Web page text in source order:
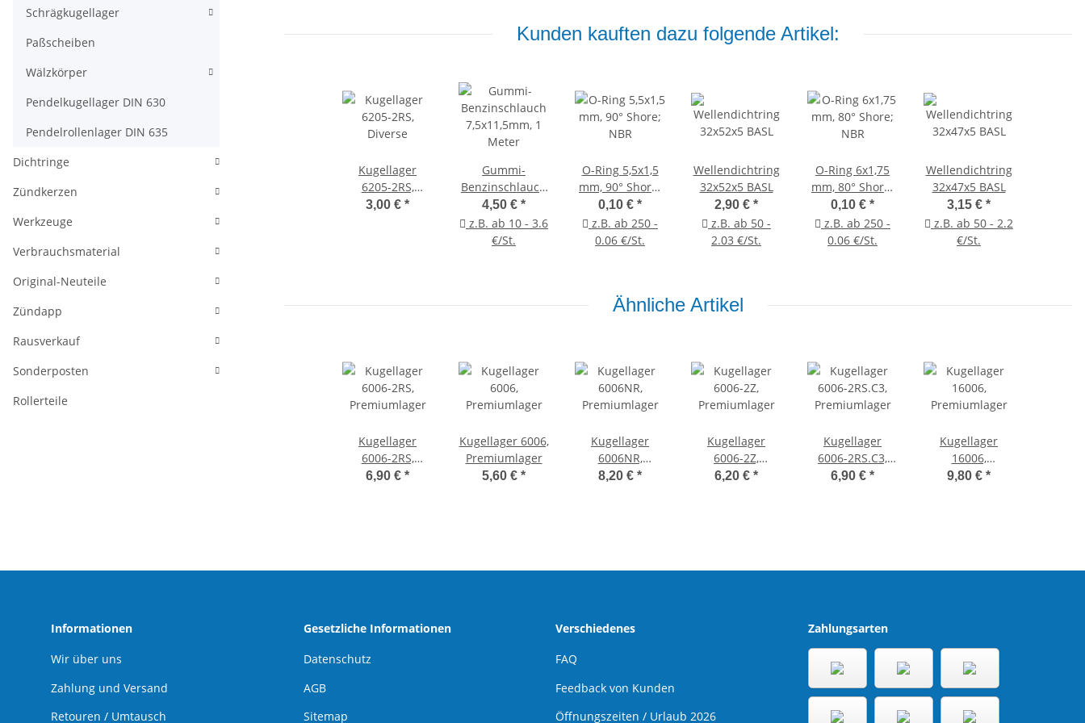
Kunden kauften dazu folgende Artikel:
Kugellager
6205-2RS,
Diverse
3,00 € *
Gummi-
Benzinschlauch
7,5x11,5mm, 1
Meter
4,50 € *
z.B. ab 10 - 3.6
€/St.
O-Ring 5,5x1,5
mm, 90° Shore;
NBR
0,10 € *
z.B. ab 250 -
0.06 €/St.
Wellendichtring
32x52x5 BASL
2,90 € *
z.B. ab 50 -
2.03 €/St.
O-Ring 6x1,75
mm, 80° Shore;
NBR
0,10 € *
z.B. ab 250 -
0.06 €/St.
Wellendichtring
32x47x5 BASL
3,15 € *
z.B. ab 50 - 2.2
€/St.
Ähnliche Artikel
Kugellager
6006-2RS,
Premiumlager
6,90 € *
Kugellager 6006,
Premiumlager
5,60 € *
Kugellager
6006NR,
Premiumlager
8,20 € *
Kugellager
6006-2Z,
Premiumlager
6,20 € *
Kugellager
6006-2RS.C3,
Premiumlager
6,90 € *
Kugellager
16006,
Premiumlager
9,80 € *
Schrägkugellager
Paßscheiben
Wälzkörper
Pendelkugellager DIN 630
Pendelrollenlager DIN 635
Dichtringe
Zündkerzen
Werkzeuge
Verbrauchsmaterial
Original-Neuteile
Zündapp
Rausverkauf
Sonderposten
Rollerteile
Informationen
Wir über uns
Zahlung und Versand
Retouren / Umtausch
Gesetzliche Informationen
Datenschutz
AGB
Sitemap
Verschiedenes
FAQ
Feedback von Kunden
Öffnungszeiten / Urlaub 2026
Zahlungsarten